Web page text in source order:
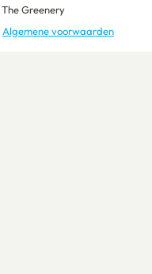
The Greenery
Algemene voorwaarden